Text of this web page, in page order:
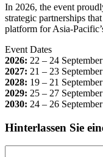
In 2026, the event
strategic partnerships
platform for Asia-
Event Dates
2026: 22 – 24 September
2027: 21 – 23 September
2028: 19 – 21 September
2029: 25 – 27 September
2030: 24 – 26 September
Hinterlassen Sie